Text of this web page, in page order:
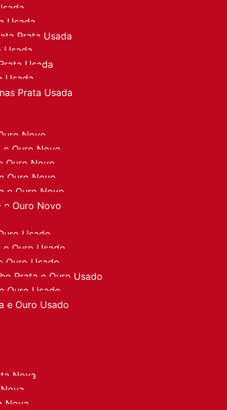
Usada
Prata Usada
Usada
Usada
Usada
Prata Usada
Novo
e Ouro Novo
Ouro Novo
Ouro Novo
e Ouro Novo
e Ouro Novo
Usado
e Ouro Usado
Ouro Usado
Prata e Ouro Usado
Ouro Usado
e Ouro Usado
Nova
Nova